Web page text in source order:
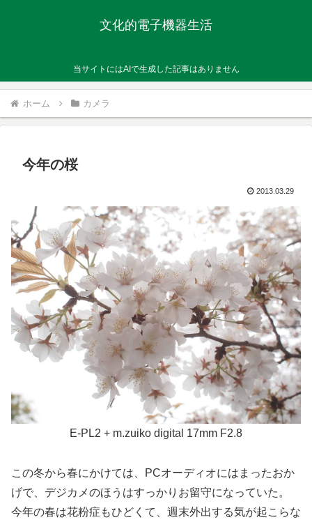
文化的電子機器生活
当サイトにはAIで生成した記事はありません
ホーム カメラ
今年の桜
2013.03.29
E-PL2 + m.zuiko digital 17mm F2.8
この冬から春にかけては、PCオーディオにはまったおか
げで、デジカメのほうはすっかりお留守になっていた。
今年の春は花粉症もひどくて、週末外出する気が起こらな